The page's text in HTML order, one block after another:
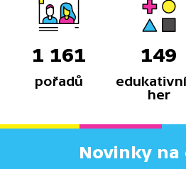
1 161
pořadů
149
her
Novinky na